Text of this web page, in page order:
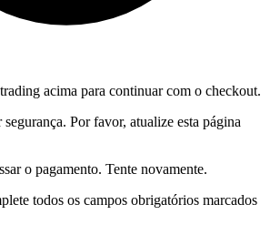
acima para continuar com o checkout.
segurança. Por favor, atualize esta página
o pagamento. Tente novamente.
todos os campos obrigatórios marcados